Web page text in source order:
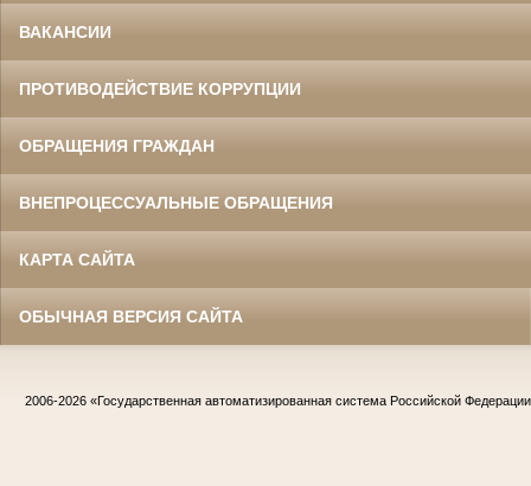
ВАКАНСИИ
ПРОТИВОДЕЙСТВИЕ КОРРУПЦИИ
ОБРАЩЕНИЯ ГРАЖДАН
ВНЕПРОЦЕССУАЛЬНЫЕ ОБРАЩЕНИЯ
КАРТА САЙТА
ОБЫЧНАЯ ВЕРСИЯ САЙТА
2006-2026 «Государственная автоматизированная система Российской